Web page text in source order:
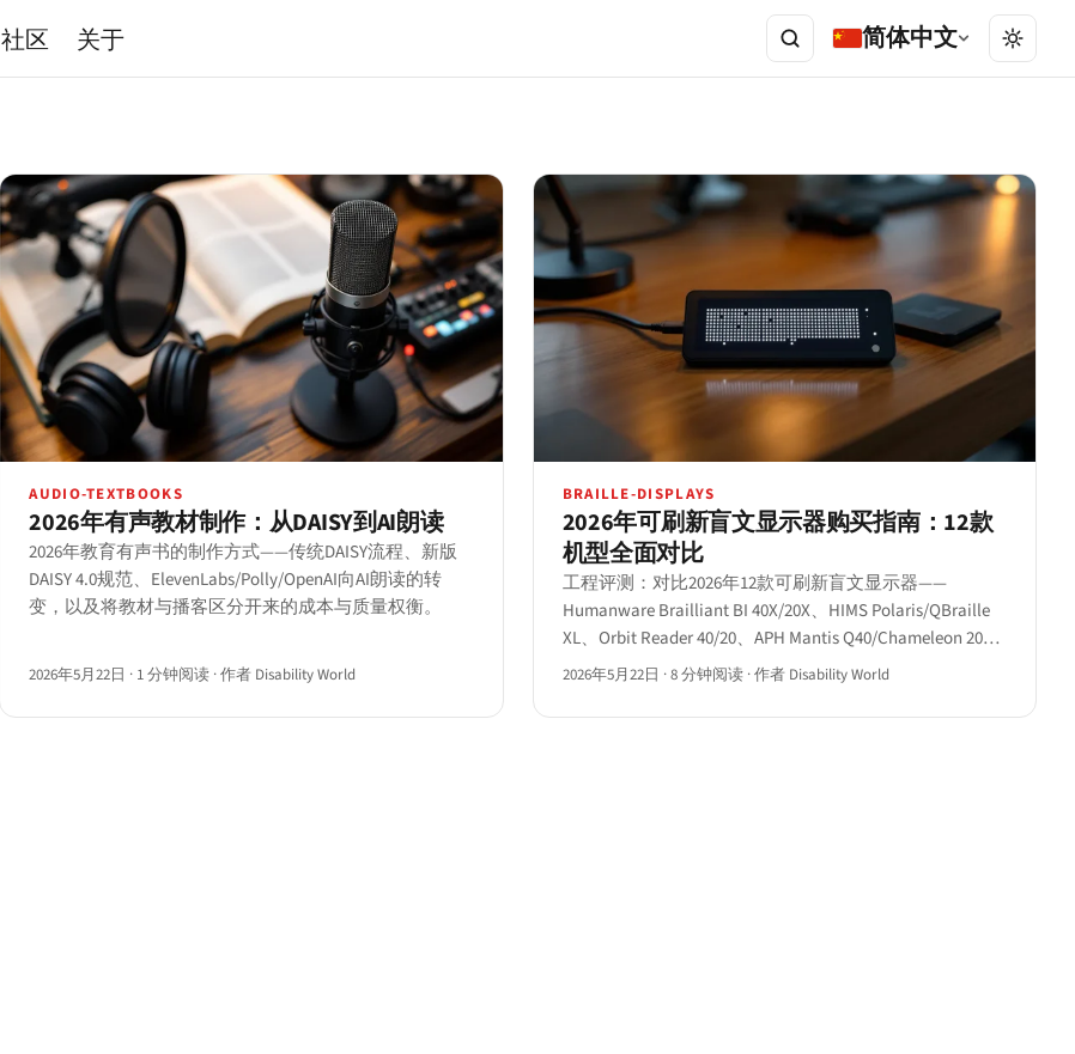
社区 关于 简体中文
AUDIO-TEXTBOOKS
2026年有声教材制作：从DAISY到AI朗读
2026年教育有声书的制作方式——传统DAISY流程、新版
DAISY 4.0规范、ElevenLabs/Polly/OpenAI向AI朗读的转
变，以及将教材与播客区分开来的成本与质量权衡。
2026年5月22日 · 1 分钟阅读 ·作者 Disability World
BRAILLE-DISPLAYS
2026年可刷新盲文显示器购买指南：12款
机型全面对比
工程评测：对比2026年12款可刷新盲文显示器——
Humanware Brailliant BI 40X/20X、HIMS Polaris/QBraille
XL、Orbit Reader 40/20、APH Mantis Q40/Chameleon 20、
Eurobraille Esys、Help Tech Activator及Dot Pad，附功能
2026年5月22日 ·8 分钟阅读 ·作者 Disability World